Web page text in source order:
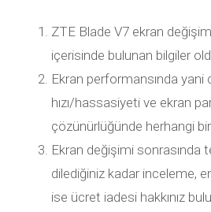
ZTE Blade V7 ekran
içerisinde bulunan bilgiler
Ekran performansında
hızı/hassasiyeti ve ekran
çözünürlüğünde herhangi
Ekran değişimi sonrasında
dilediğiniz kadar inceleme,
ise ücret iadesi hakkınız